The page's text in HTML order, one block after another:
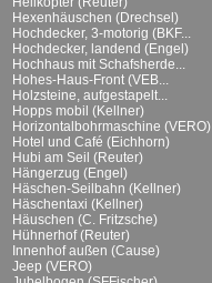
Hexenhäuschen (Drechsel)
Hochdecker, 3-motorig (BKF...
Hochdecker, landend (Engel)
Hochhaus mit Schafsherde...
Hohes-Haus-Front (VEB...
Holzsteine, aufgestapelt...
Hopps mobil (Kellner)
Horizontalbohrmaschine (VERO)
Hotel und Café (Eichhorn)
Hubi am Seil (Reuter)
Hängerzug (Engel)
Häschen-Seilbahn (Kellner)
Häschentaxi (Kellner)
Häuschen (C. Fritzsche)
Hühnerhof (Reuter)
Innenhof außen (Cause)
Jeep (VERO)